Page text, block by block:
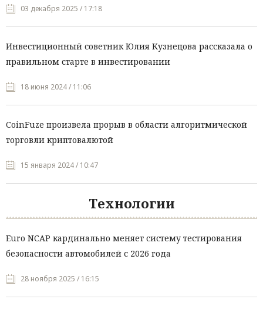
03 декабря 2025 / 17:18
Инвестиционный советник Юлия Кузнецова рассказала о
правильном старте в инвестировании
18 июня 2024 / 11:06
CoinFuze произвела прорыв в области алгоритмической
торговли криптовалютой
15 января 2024 / 10:47
Технологии
Euro NCAP кардинально меняет систему тестирования
безопасности автомобилей с 2026 года
28 ноября 2025 / 16:15